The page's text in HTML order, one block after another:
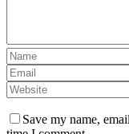
Save my name,